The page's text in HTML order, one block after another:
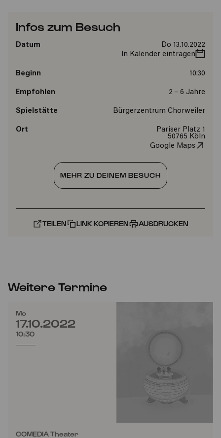
Infos zum Besuch
Datum
Do 13.10.2022
In Kalender eintragen
Beginn 10:30
Empfohlen 2 – 6 Jahre
Spielstätte Bürgerzentrum Chorweiler
Ort
Pariser Platz 1
50765 Köln
Google Maps
MEHR ZU DEINEM BESUCH
TEILEN LINK KOPIEREN AUSDRUCKEN
Weitere Termine
Mo
17.10.2022
10:30
COMEDIA Theater